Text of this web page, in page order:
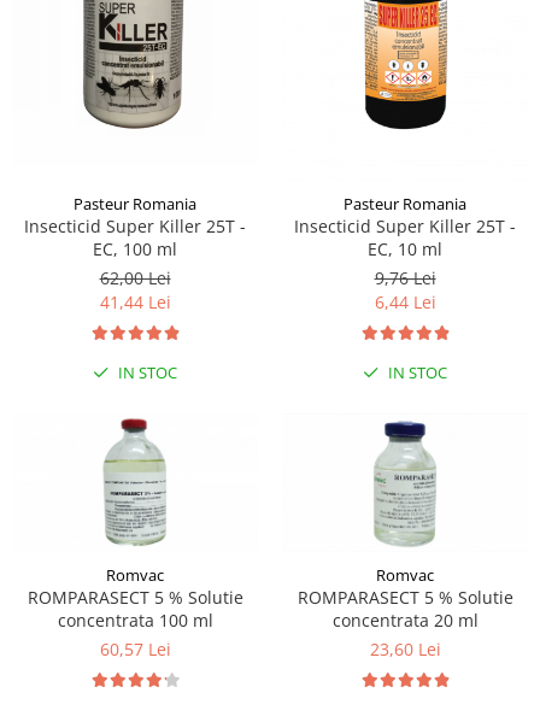
Sampoane si Balsamuri
Servetele Umede
Covorase absorbante
Curatare Ochi
Igiena Catel
Perii si descalcitoare caini
Solutii Atractante si repelente
Custi transport - Pisici
Jucarii Pisici
Lese, Hamuri si Zgarzi
Paturi, perne si cosuri pentru pisici
Pasteur Romania
Insecticid Super Killer 25T -
EC, 100 ml
62,00 Lei
41,44 Lei
IN STOC
Pasteur Romania
Insecticid Super Killer 25T -
EC, 10 ml
9,76 Lei
6,44 Lei
IN STOC
Romvac
ROMPARASECT 5 % Solutie
concentrata 100 ml
60,57 Lei
Romvac
ROMPARASECT 5 % Solutie
concentrata 20 ml
23,60 Lei